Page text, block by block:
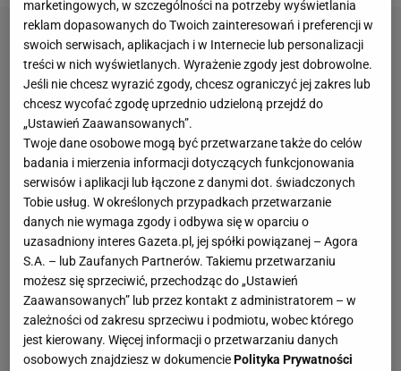
marketingowych, w szczególności na potrzeby wyświetlania
reklam dopasowanych do Twoich zainteresowań i preferencji w
swoich serwisach, aplikacjach i w Internecie lub personalizacji
treści w nich wyświetlanych. Wyrażenie zgody jest dobrowolne.
Jeśli nie chcesz wyrazić zgody, chcesz ograniczyć jej zakres lub
chcesz wycofać zgodę uprzednio udzieloną przejdź do
„Ustawień Zaawansowanych”.
Twoje dane osobowe mogą być przetwarzane także do celów
badania i mierzenia informacji dotyczących funkcjonowania
serwisów i aplikacji lub łączone z danymi dot. świadczonych
Tobie usług. W określonych przypadkach przetwarzanie
danych nie wymaga zgody i odbywa się w oparciu o
uzasadniony interes Gazeta.pl, jej spółki powiązanej – Agora
S.A. – lub Zaufanych Partnerów. Takiemu przetwarzaniu
możesz się sprzeciwić, przechodząc do „Ustawień
Zaawansowanych” lub przez kontakt z administratorem – w
zależności od zakresu sprzeciwu i podmiotu, wobec którego
jest kierowany. Więcej informacji o przetwarzaniu danych
osobowych znajdziesz w dokumenciePolityka Prywatności